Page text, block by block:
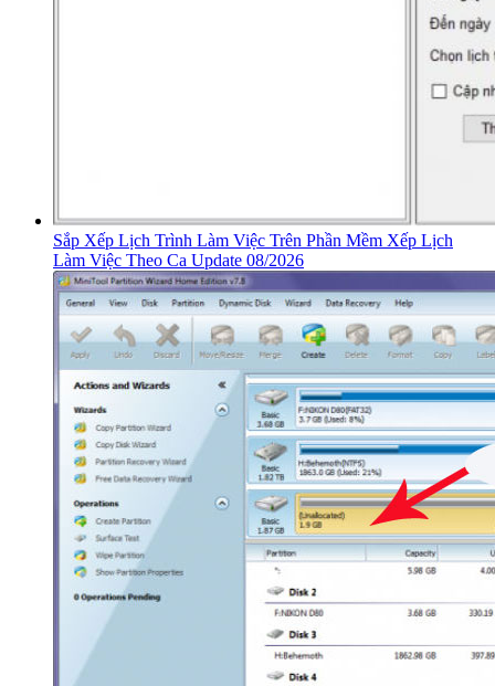
Sắp Xếp Lịch Trình Làm Việc Trên Phần Mềm Xếp Lịch
Làm Việc Theo Ca Update 08/2026